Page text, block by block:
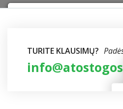
Privatumo
Siekdami pagerinti Jūsų
naudojame slapukus
Susipažinkite su mūsų
TURITE KLAUSIMŲ?